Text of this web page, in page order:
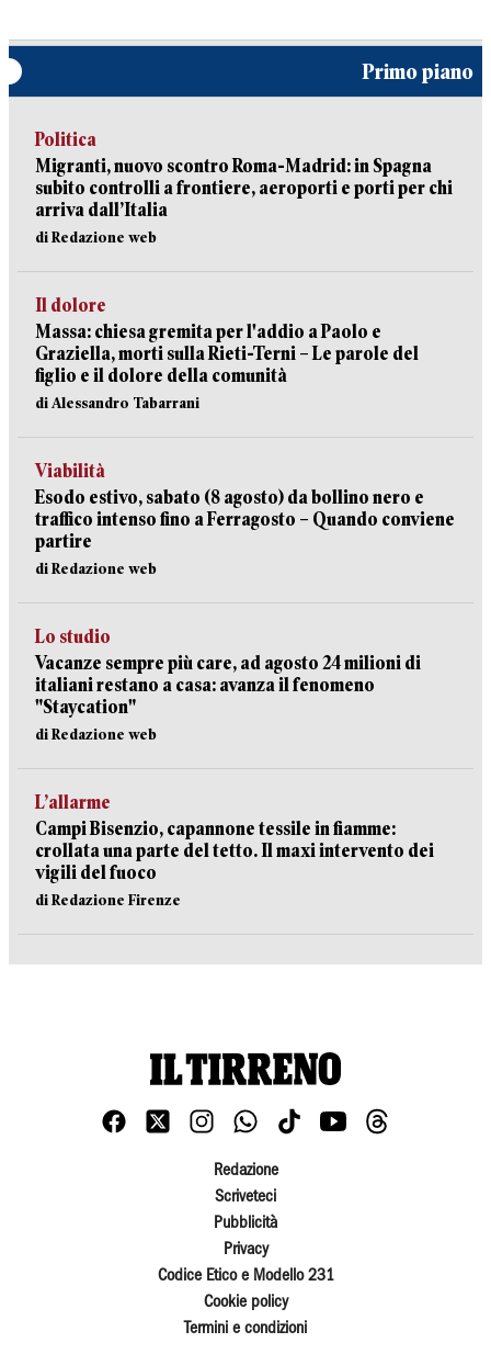
Primo piano
Politica
Migranti, nuovo scontro Roma-Madrid: in Spagna
subito controlli a frontiere, aeroporti e porti per chi
arriva dall’Italia
di Redazione web
Il dolore
Massa: chiesa gremita per l'addio a Paolo e
Graziella, morti sulla Rieti-Terni – Le parole del
figlio e il dolore della comunità
di Alessandro Tabarrani
Viabilità
Esodo estivo, sabato (8 agosto) da bollino nero e
traffico intenso fino a Ferragosto – Quando conviene
partire
di Redazione web
Lo studio
Vacanze sempre più care, ad agosto 24 milioni di
italiani restano a casa: avanza il fenomeno
"Staycation"
di Redazione web
L’allarme
Campi Bisenzio, capannone tessile in fiamme:
crollata una parte del tetto. Il maxi intervento dei
vigili del fuoco
di Redazione Firenze
Redazione
Scriveteci
Pubblicità
Privacy
Codice Etico e Modello 231
Cookie policy
Termini e condizioni